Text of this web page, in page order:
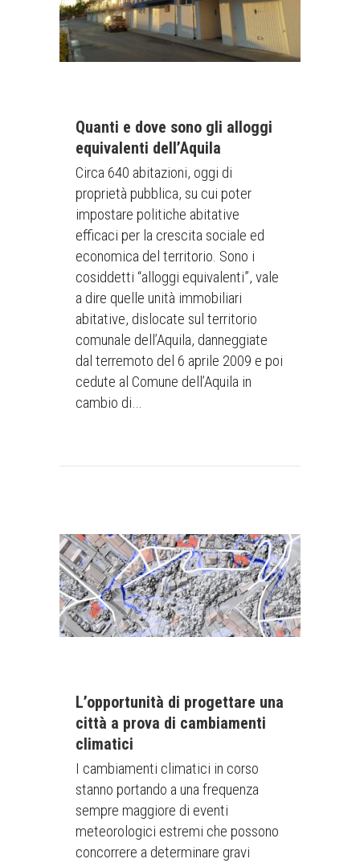
Quanti e dove sono gli alloggi
equivalenti dell’Aquila
Circa 640 abitazioni, oggi di
proprietà pubblica, su cui poter
impostare politiche abitative
efficaci per la crescita sociale ed
economica del territorio. Sono i
cosiddetti “alloggi equivalenti”, vale
a dire quelle unità immobiliari
abitative, dislocate sul territorio
comunale dell’Aquila, danneggiate
dal terremoto del 6 aprile 2009 e poi
cedute al Comune dell’Aquila in
cambio di…
L’opportunità di progettare una
città a prova di cambiamenti
climatici
I cambiamenti climatici in corso
stanno portando a una frequenza
sempre maggiore di eventi
meteorologici estremi che possono
concorrere a determinare gravi